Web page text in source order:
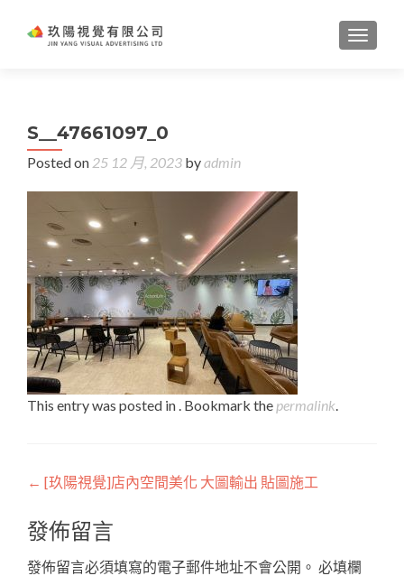
S__47661097_0
Posted on 25 12 月, 2023 byadmin
This entry was posted in . Bookmark the permalink.
Post
navigation
← [玖陽視覺]店內空間美化 大圖輸出 貼圖施工
發佈留言
發佈留言必須填寫的電子郵件地址不會公開。 必填欄